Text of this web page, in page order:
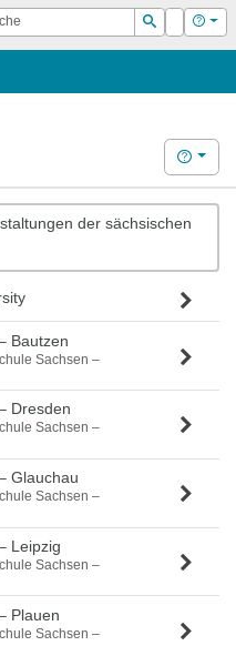
Suchen
Login Hilfe
Hilfe
der sächsischen
Bautzen
Sachsen –
Dresden
Sachsen –
Glauchau
Sachsen –
Leipzig
Sachsen –
Plauen
Sachsen –